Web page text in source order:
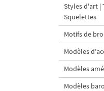
Styles d'art |
Squelettes
Motifs de
Modèles
Modèles
Modèles